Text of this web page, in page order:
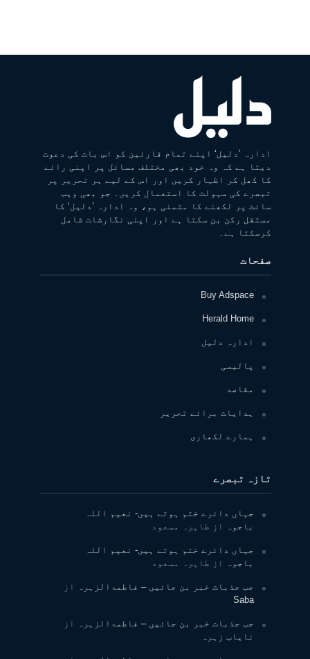
ادارہ ’دلیل‘ اپنے تمام قارئین کو اس بات کی دعوت
دیتا ہے کہ وہ خود بھی مختلف مسائل پر اپنی رائے
کا کھل کر اظہار کریں اور اس کے لیے ہر تحریر پر
تبصرے کی سہولت کا استعمال کریں۔ جو بھی ویب
سائٹ پر لکھنے کا متمنی ہو، وہ ادارہ ’دلیل‘ کا
مستقل رکن بن سکتا ہے اور اپنی نگارشات شامل
کرسکتا ہے۔
صفحات
Buy Adspace
Herald Home
ادارہ دلیل
پالیسی
مقاصد
ہدایات برائے تحریر
ہمارے لکھاری
تازہ تبصرے
جہاں دائرے ختم ہوتے ہیں- نعیم اللہ
باجوہ
از طاہرہ مسعود
جہاں دائرے ختم ہوتے ہیں- نعیم اللہ
باجوہ
از طاہرہ مسعود
جب جذبات خبر بن جائیں – فاطمۃالزہرہ
از
Saba
جب جذبات خبر بن جائیں – فاطمۃالزہرہ
از
نایاب زہرہ